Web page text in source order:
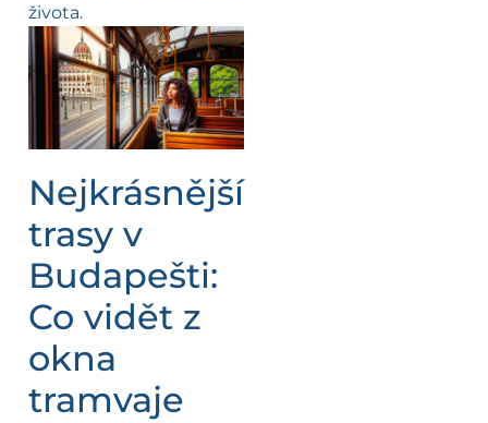
života.
Nejkrásnější
trasy v
Budapešti:
Co vidět z
okna
tramvaje